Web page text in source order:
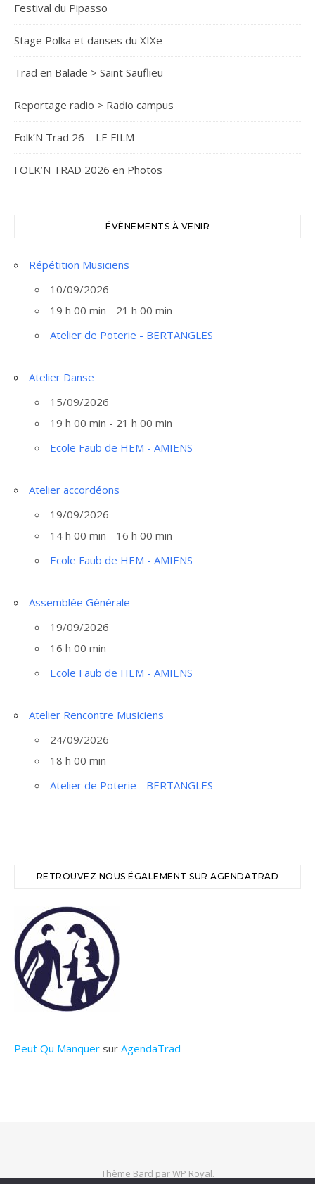
Festival du Pipasso
Stage Polka et danses du XIXe
Trad en Balade > Saint Sauflieu
Reportage radio > Radio campus
Folk’N Trad 26 – LE FILM
FOLK’N TRAD 2026 en Photos
ÉVÈNEMENTS À VENIR
Répétition Musiciens
10/09/2026
19 h 00 min - 21 h 00 min
Atelier de Poterie - BERTANGLES
Atelier Danse
15/09/2026
19 h 00 min - 21 h 00 min
Ecole Faub de HEM - AMIENS
Atelier accordéons
19/09/2026
14 h 00 min - 16 h 00 min
Ecole Faub de HEM - AMIENS
Assemblée Générale
19/09/2026
16 h 00 min
Ecole Faub de HEM - AMIENS
Atelier Rencontre Musiciens
24/09/2026
18 h 00 min
Atelier de Poterie - BERTANGLES
RETROUVEZ NOUS ÉGALEMENT SUR AGENDATRAD
Peut Qu Manquer sur AgendaTrad
Thème Bard parWP Royal.